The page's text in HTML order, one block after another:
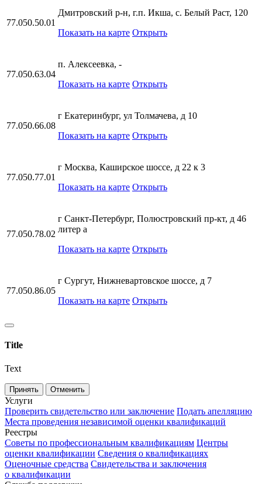
77.050.50.01
Дмитровский р-н, г.п. Икша, с. Белый Раст, 120
Показать на карте Открыть
77.050.63.04
п. Алексеевка, -
Показать на карте Открыть
77.050.66.08
г Екатеринбург, ул Толмачева, д 10
Показать на карте Открыть
77.050.77.01
г Москва, Каширское шоссе, д 22 к 3
Показать на карте Открыть
77.050.78.02
г Санкт-Петербург, Полюстровский пр-кт, д 46
литер а
Показать на карте Открыть
77.050.86.05
г Сургут, Нижневартовское шоссе, д 7
Показать на карте Открыть
Title
Text
Принять Отменить
Услуги
Проверить свидетельство или заключение Подать апелляцию
Места проведения независимой оценки квалификаций
Реестры
Советы по профессиональным квалификациям Центры
оценки квалификации Сведения о квалификациях
Оценочные средства Свидетельства и заключения
о квалификации